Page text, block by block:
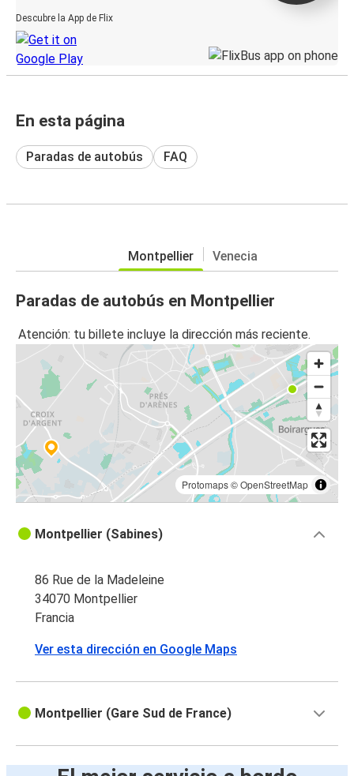
Descubre la App de Flix
En esta página
Paradas de autobús FAQ
Montpellier Venecia
Paradas de autobús en Montpellier
Atención: tu billete incluye la dirección más reciente.
Protomaps©OpenStreetMap
Montpellier (Sabines)
86 Rue de la Madeleine
34070 Montpellier
Francia
Ver esta dirección en Google Maps
Montpellier (Gare Sud de France)